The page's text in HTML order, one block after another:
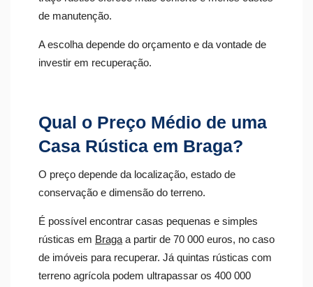
de manutenção.
A escolha depende do orçamento e da vontade de
investir em recuperação.
Qual o Preço Médio de uma
Casa Rústica em Braga?
O preço depende da localização, estado de
conservação e dimensão do terreno.
É possível encontrar casas pequenas e simples
rústicas em Braga a partir de 70 000 euros, no caso
de imóveis para recuperar. Já quintas rústicas com
terreno agrícola podem ultrapassar os 400 000